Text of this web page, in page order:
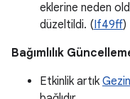
eklerine neden
düzeltildi. (If49ff)
Bağımlılık
Etkinlik artık